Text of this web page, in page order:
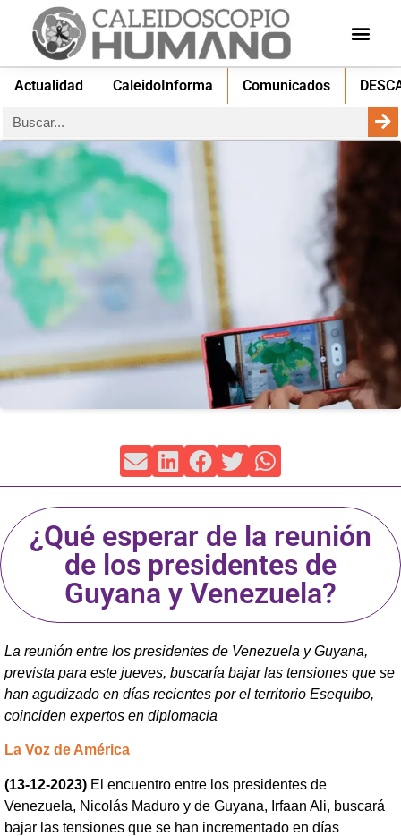
Actualidad CaleidoInforma Comunicados
¿Qué esperar de la reunión
de los presidentes de
Guyana y Venezuela?
La reunión entre los presidentes de Venezuela y Guyana,
prevista para este jueves, buscaría bajar las tensiones que se
han agudizado en días recientes por el territorio Esequibo,
coinciden expertos en diplomacia
La Voz de América
(13-12-2023) El encuentro entre los presidentes de
Venezuela, Nicolás Maduro y de Guyana, Irfaan Ali, buscará
bajar las tensiones que se han incrementado en días